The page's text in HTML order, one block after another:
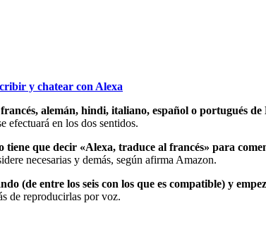
y chatear con Alexa
alemán, hindi, italiano, español o portugués de
efectuará en los dos sentidos.
que decir «Alexa, traduce al francés» para
necesarias y demás, según afirma Amazon.
(de entre los seis con los que es compatible) y
de reproducirlas por voz.